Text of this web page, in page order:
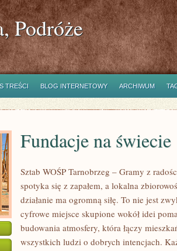
Podróże
TREŚCI BLOG INTERNETOWY ARCHIWUM
Fundacje na świecie
Sztab WOŚP Tarnobrzeg – Gramy z
spotyka się z zapałem, a lokalna
działanie ma ogromną siłę. To nie jest
cyfrowe miejsce skupione wokół idei
budowania atmosfery, która łączy
wszystkich ludzi o dobrych intencjach.